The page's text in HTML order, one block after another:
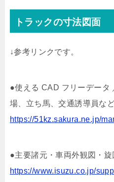
トラックの寸法図面
↓参考リンクです。
●使える CAD フリーデータ
場、立ち馬、交通誘導員な
https://51kz.sakura.ne.jp/
●主要諸元・車両外観図・
https://www.isuzu.co.jp/